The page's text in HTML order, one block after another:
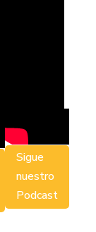
Sigue
nuestro
Podcast